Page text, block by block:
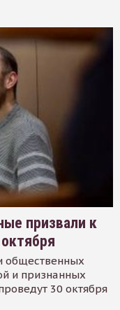
призвали к
общественных
и признанных
30 октября